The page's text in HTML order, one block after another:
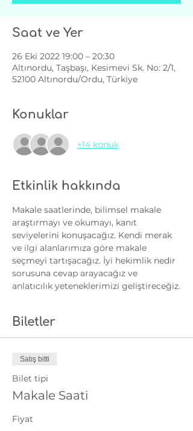
Saat ve Yer
26 Eki 2022 19:00 – 20:30
Altınordu, Taşbaşı, Kesimevi Sk. No: 2/1,
52100 Altınordu/Ordu, Türkiye
Konuklar
+14 konuk
Etkinlik hakkında
Makale saatlerinde, bilimsel makale
araştırmayı ve okumayı, kanıt
seviyelerini konuşacağız. Kendi merak
ve ilgi alanlarımıza göre makale
seçmeyi tartışacağız. İyi hekimlik nedir
sorusuna cevap arayacağız ve
anlatıcılık yeteneklerimizi geliştireceğiz.
Biletler
Satış bitti
Bilet tipi
Makale Saati
Fiyat